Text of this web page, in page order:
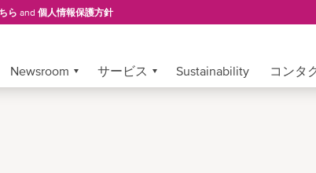
ら and 個人情報保護方針
Newsroom サービス Sustainability コンタ